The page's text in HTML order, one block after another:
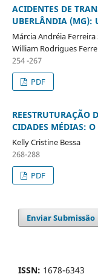
ACIDENTES DE
UBERLÂNDIA (MG):
Márcia Andréia
William Rodrigues
254 -267
PDF
REESTRUTURAÇÃO
CIDADES MÉDIAS:
Kelly Cristine Bessa
268-288
PDF
Enviar Submissão
ISSN: 1678-6343